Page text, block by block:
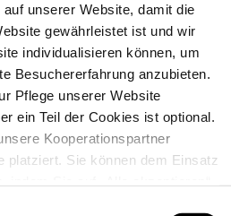
unserer Website, damit die
gewährleistet ist und wir
individualisieren können, um
Besuchererfahrung anzubieten.
Pflege unserer Website
ein Teil der Cookies ist optional.
Kooperationspartner
platziert. Sie können dem Einsatz